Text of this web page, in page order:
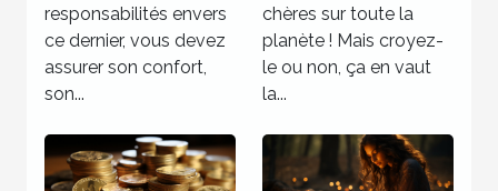
responsabilités envers
ce dernier, vous devez
assurer son confort,
son...
chères sur toute la
planète ! Mais croyez-
le ou non, ça en vaut
la...